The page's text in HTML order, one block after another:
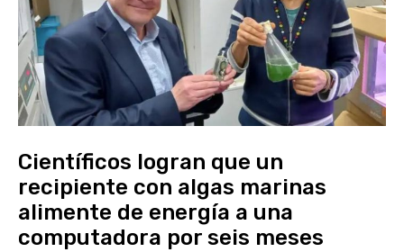
Científicos logran que un
recipiente con algas marinas
alimente de energía a una
computadora por seis meses